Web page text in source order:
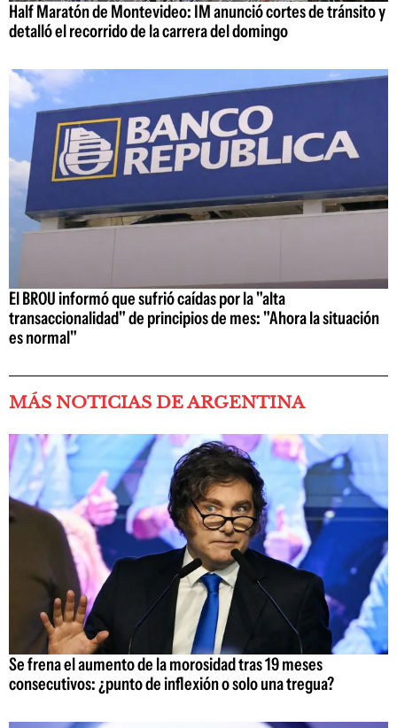
Half Maratón de Montevideo: IM anunció cortes de tránsito y
detalló el recorrido de la carrera del domingo
El BROU informó que sufrió caídas por la "alta
transaccionalidad" de principios de mes: "Ahora la situación
es normal"
MÁS NOTICIAS DE ARGENTINA
Se frena el aumento de la morosidad tras 19 meses
consecutivos: ¿punto de inflexión o solo una tregua?